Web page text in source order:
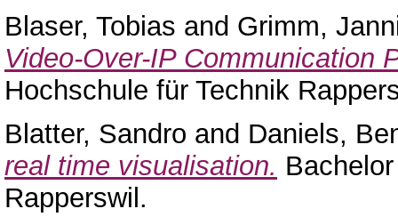
Blaser, Tobias and Grimm,
Video-Over-IP Communication
Hochschule für Technik
Blatter, Sandro and Daniels,
real time visualisation.
Rapperswil.